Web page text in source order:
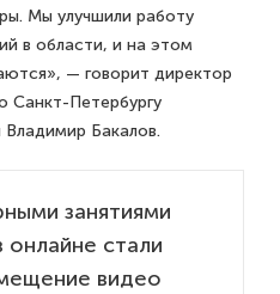
Мы улучшили работу
в области, и на этом
— говорит директор
Санкт-Петербургу
Бакалов.
занятиями
онлайне стали
видео